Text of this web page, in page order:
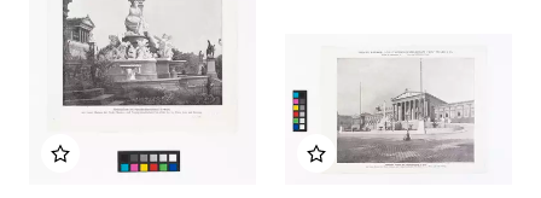
Zu meinem Album hinzufügenZu meinem Album